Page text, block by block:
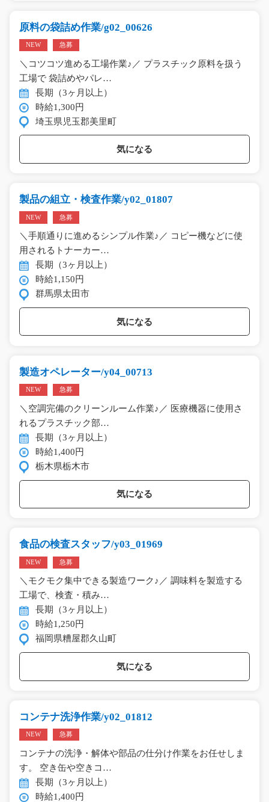
原料の袋詰め作業/g02_00626
NEW 急募
＼コツコツ進める工場作業♪／ プラスチック原料を扱う
工場で 袋詰めやパレ…
長期（3ヶ月以上）
時給1,300円
埼玉県児玉郡美里町
気になる
製品の組立・検査作業/y02_01807
NEW 急募
＼手順通りに進めるシンプル作業♪／ コピー機などに使
用されるトナーカー…
長期（3ヶ月以上）
時給1,150円
群馬県太田市
気になる
製造オペレーター/y04_00713
NEW 急募
＼空調完備のクリーンルーム作業♪／ 医療機器に使用さ
れるプラスチック部…
長期（3ヶ月以上）
時給1,400円
栃木県栃木市
気になる
食品の検査スタッフ/y03_01969
NEW 急募
＼モクモク集中できる製造ワーク♪／ 調味料を製造する
工場で、検査・積み…
長期（3ヶ月以上）
時給1,250円
福岡県糟屋郡久山町
気になる
コンテナ洗浄作業/y02_01812
NEW 急募
コンテナの洗浄・解体や部品の仕分け作業をお任せしま
す。 空き缶や空きコ…
長期（3ヶ月以上）
時給1,400円